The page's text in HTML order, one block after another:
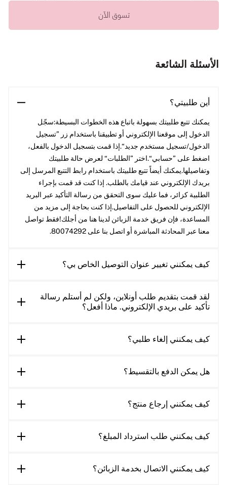
تسوق الآن
الأسئلة الشائعة
أين طلبيتي؟
يمكنك تتبع طلبيتك بسهولة باتباع هذه الخطوات البسيطة:سجّل
الدخول إلى موقعنا الإلكتروني أو تطبيقنا باستخدام زر ”تسجيل
الدخول/تسجيل مستخدم جديد“.إذا قمت بتسجيل الدخول بالفعل،
اضغط على ”حسابي“.اختر ”الطلبات“ لعرض حالة طلبيتك
وتفاصيلها.يمكنك أيضاً تتبع طلبيتك باستخدام رابط التتبع المرسل إلى
بريدك الإلكتروني عند قيامك بالطلب. إذا كنت قد قمت بإجراء
الطلبية كزائر، فما عليك سوى التحقق من رسالة التأكيد عبر البريد
الإلكتروني للحصول على التفاصيل.إذا كنت بحاجة إلى مزيد من
المساعدة، فإن فريق خدمة الزبائن لدينا هنا من أجلك!فقط تواصل
معنا عبر المحادثة المباشرة أو اتصل بنا على 80074292.
كيف يمكنني تغيير عنوان التوصيل الخاص بي؟
لقد قمت بتقديم طلب أونلاين، ولكن لم أستلم رسالة
تأكيد على بريدي الإلكتروني. ماذا أفعل؟
كيف يمكنني إلغاء طلبي؟
هل يمكن الدفع بالتقسيط؟
كيف يمكنني إرجاع منتج؟
كيف يمكنني طلب استرداد المبلغ؟
كيف يمكنني الاتصال بخدمة الزبائن؟